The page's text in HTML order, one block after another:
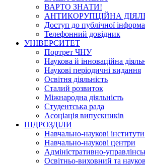
ВАРТО ЗНАТИ!
АНТИКОРУПЦІЙНА
Доступ до публічної
Телефонний довідник
УНІВЕРСИТЕТ
Портрет ЧНУ
Наукова й інноваційна
Наукові періодичні видання
Освітня діяльність
Сталий розвиток
Міжнародна діяльність
Студентська рада
Асоціація випускників
ПІДРОЗДІЛИ
Навчально-наукові
Навчально-наукові центри
Адміністративно-
Освітньо-виховний та